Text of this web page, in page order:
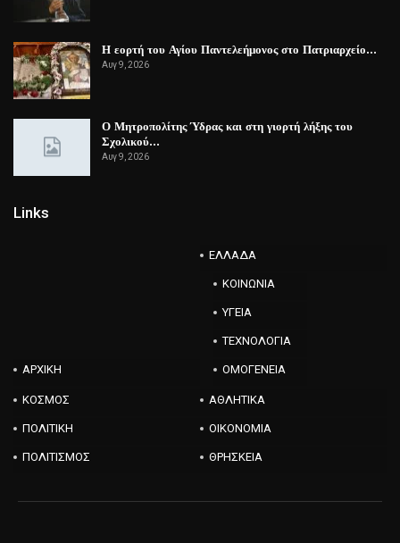
Η εορτή του Αγίου Παντελεήμονος στο Πατριαρχείο…
Αυγ 9, 2026
Ο Μητροπολίτης Ύδρας και στη γιορτή λήξης του
Σχολικού…
Αυγ 9, 2026
Links
ΑΡΧΙΚΗ
ΕΛΛΑΔΑ
ΚΟΙΝΩΝΙΑ
ΥΓΕΙΑ
ΤΕΧΝΟΛΟΓΙΑ
ΟΜΟΓΕΝΕΙΑ
ΚΟΣΜΟΣ ΑΘΛΗΤΙΚΑ
ΠΟΛΙΤΙΚΗ ΟΙΚΟΝΟΜΙΑ
ΠΟΛΙΤΙΣΜΟΣ ΘΡΗΣΚΕΙΑ